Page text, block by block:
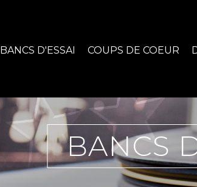
BANCS D'ESSAI COUPS DE COEUR
BANCS